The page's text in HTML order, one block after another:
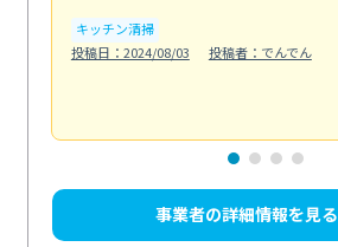
キッチン清掃
投稿日：2024/08/03
投稿者：でんでん
事業者の詳細情報を見る